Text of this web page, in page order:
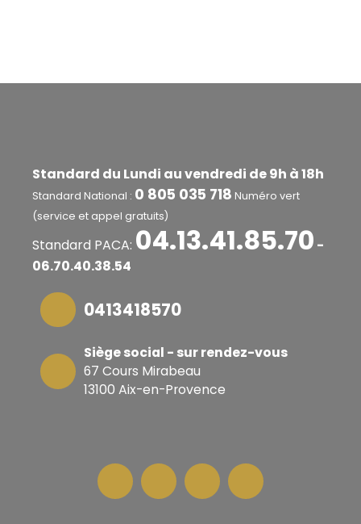
Standard du Lundi au vendredi de 9h à 18h
Standard National : 0 805 035 718 Numéro vert
(service et appel gratuits)
Standard PACA: 04.13.41.85.70 -
06.70.40.38.54
0413418570
Siège social - sur rendez-vous
67 Cours Mirabeau
13100 Aix-en-Provence